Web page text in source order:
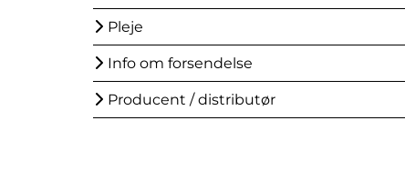
Pleje
Info om forsendelse
Producent / distributør